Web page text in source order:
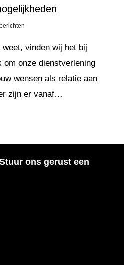
weet, vinden wij het bij
om onze dienstverlening
wensen als relatie aan
zijn er vanaf…
ons gerust een